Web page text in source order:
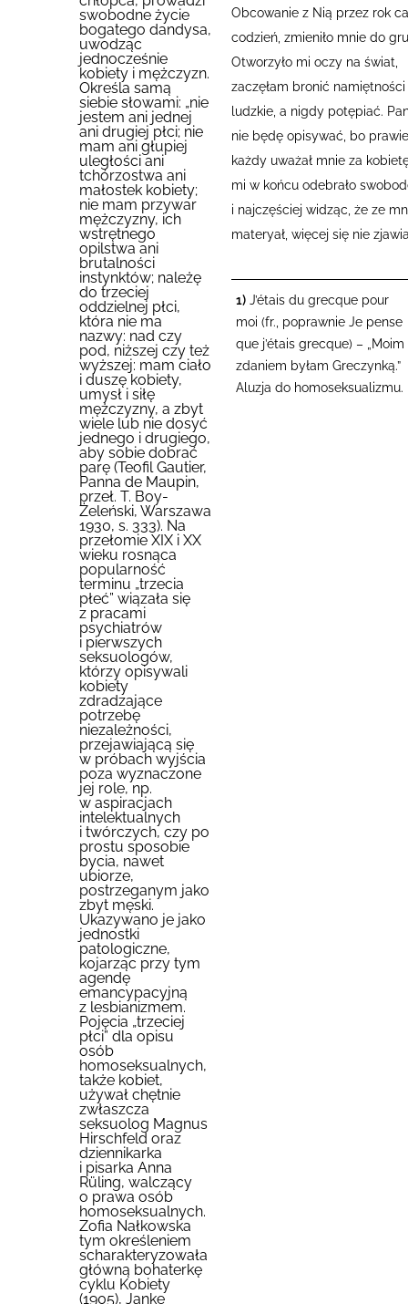
Obcowanie z Nią przez rok
codzień, zmieniło mnie do
Otworzyło mi oczy na świat,
zaczęłam bronić namiętności
ludzkie, a nigdy potępiać.
nie będę opisywać, bo
każdy uważał mnie za
mi w końcu odebrało
i najczęściej widząc, że ze
materyał, więcej się nie
1) J’étais du grecque pour
moi (fr., poprawnie Je pense
que j’étais grecque) – „Moim
zdaniem byłam Greczynką.”
Aluzja do homoseksualizmu.
swobodne życie
bogatego dandysa,
uwodząc
jednocześnie
kobiety i mężczyzn.
Określa samą
siebie słowami: „nie
jestem ani jednej
ani drugiej płci; nie
mam ani głupiej
uległości ani
tchórzostwa ani
małostek kobiety;
nie mam przywar
mężczyzny, ich
wstrętnego
opilstwa ani
brutalności
instynktów; należę
do trzeciej
oddzielnej płci,
która nie ma
nazwy: nad czy
pod, niższej czy też
wyższej: mam ciało
i duszę kobiety,
umysł i siłę
mężczyzny, a zbyt
wiele lub nie dosyć
jednego i drugiego,
aby sobie dobrać
parę (Teofil Gautier,
Panna de Maupin,
przeł. T. Boy-
Żeleński, Warszawa
1930, s. 333). Na
przełomie XIX i XX
wieku rosnąca
popularność
terminu „trzecia
płeć” wiązała się
z pracami
psychiatrów
i pierwszych
seksuologów,
którzy opisywali
kobiety
zdradzające
potrzebę
niezależności,
przejawiającą się
w próbach wyjścia
poza wyznaczone
jej role, np.
w aspiracjach
intelektualnych
i twórczych, czy po
prostu sposobie
bycia, nawet
ubiorze,
postrzeganym jako
zbyt męski.
Ukazywano je jako
jednostki
patologiczne,
kojarząc przy tym
agendę
emancypacyjną
z lesbianizmem.
Pojęcia „trzeciej
płci” dla opisu
osób
homoseksualnych,
także kobiet,
używał chętnie
zwłaszcza
seksuolog Magnus
Hirschfeld oraz
dziennikarka
i pisarka Anna
Rüling, walczący
o prawa osób
homoseksualnych.
Zofia Nałkowska
tym określeniem
scharakteryzowała
główną bohaterkę
cyklu Kobiety
(1905), Jankę